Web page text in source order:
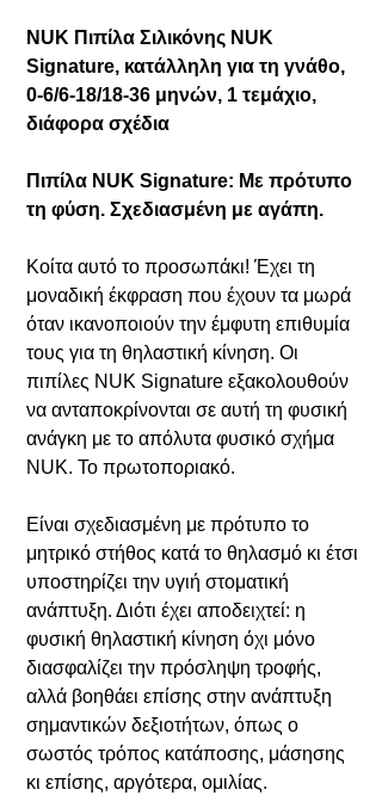
NUK Πιπίλα Σιλικόνης NUK
Signature, κατάλληλη για τη γνάθο,
0-6/6-18/18-36 μηνών, 1 τεμάχιο,
διάφορα σχέδια
Πιπίλα NUK Signature: Με πρότυπο
τη φύση. Σχεδιασμένη με αγάπη.
Κοίτα αυτό το προσωπάκι! Έχει τη
μοναδική έκφραση που έχουν τα μωρά
όταν ικανοποιούν την έμφυτη επιθυμία
τους για τη θηλαστική κίνηση. Οι
πιπίλες NUK Signature εξακολουθούν
να ανταποκρίνονται σε αυτή τη φυσική
ανάγκη με το απόλυτα φυσικό σχήμα
NUK. Το πρωτοποριακό.
Είναι σχεδιασμένη με πρότυπο το
μητρικό στήθος κατά το θηλασμό κι έτσι
υποστηρίζει την υγιή στοματική
ανάπτυξη. Διότι έχει αποδειχτεί: η
φυσική θηλαστική κίνηση όχι μόνο
διασφαλίζει την πρόσληψη τροφής,
αλλά βοηθάει επίσης στην ανάπτυξη
σημαντικών δεξιοτήτων, όπως ο
σωστός τρόπος κατάποσης, μάσησης
κι επίσης, αργότερα, ομιλίας.